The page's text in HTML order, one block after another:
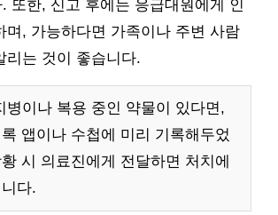
또한, 신고 후에는 응급대원에게 인
며, 가능하다면 가족이나 주변 사람
리는 것이 좋습니다.
병이나 복용 중인 약물이 있다면,
앱이나 수첩에 미리 기록해두었
시 의료진에게 전달하면 처치에
다.